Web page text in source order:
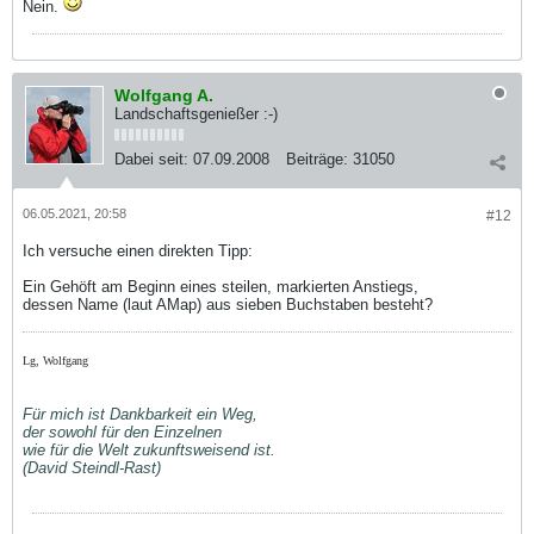
Nein.
Wolfgang A.
Landschaftsgenießer :-)
Dabei seit: 07.09.2008 Beiträge: 31050
#12
06.05.2021, 20:58
Ich versuche einen direkten Tipp:
Ein Gehöft am Beginn eines steilen, markierten Anstiegs,
dessen Name (laut AMap) aus sieben Buchstaben besteht?
Lg, Wolfgang
Für mich ist Dankbarkeit ein Weg,
der sowohl für den Einzelnen
wie für die Welt zukunftsweisend ist.
(David Steindl-Rast)